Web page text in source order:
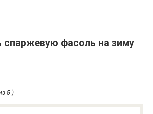
спаржевую фасоль на зиму
5 )